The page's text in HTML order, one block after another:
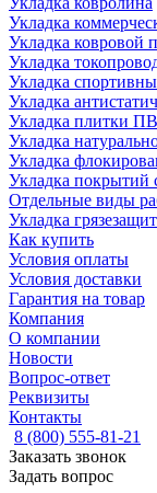
Укладка
Укладка ковровой
Укладка
Укладка
Укладка
Укладка плитки
Укладка
Укладка
Укладка покрытий
Отдельные виды
Укладка
Как купить
Условия оплаты
Условия доставки
Гарантия на товар
Компания
О компании
Новости
Вопрос-ответ
Реквизиты
Контакты
8 (800) 555-81-21
Заказать звонок
Задать вопрос